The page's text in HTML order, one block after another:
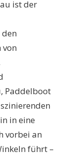
ist der
von
Paddelboot
in eine
vorbei an
führt –